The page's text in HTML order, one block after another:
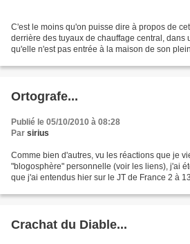
C'est le moins qu'on puisse dire à propos de
derrière des tuyaux de chauffage central, dans
qu'elle n'est pas entrée à la maison de son
Ortografe...
Publié le 05/10/2010 à 08:28
Par sirius
Comme bien d'autres, vu les réactions que je
"blogosphère" personnelle (voir les liens), j'ai
que j'ai entendus hier sur le JT de France 2 à
Crachat du Diable...